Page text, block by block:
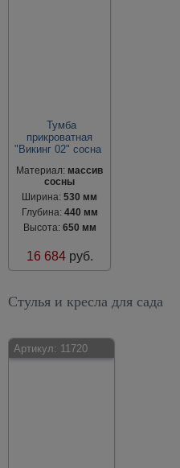
Тумба
прикроватная
"Викинг 02" сосна
Материал: массив
сосны
Ширина:530 мм
Глубина: 440 мм
Высота: 650 мм
16 684 руб.
Стулья и кресла для сада
Артикул: 11720